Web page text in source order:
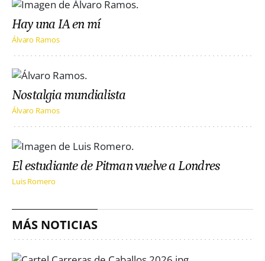
Hay una IA en mí
Álvaro Ramos
Nostalgia mundialista
Álvaro Ramos
El estudiante de Pitman vuelve a Londres
Luis Romero
MÁS NOTICIAS